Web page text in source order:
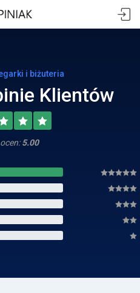
i biżuteria
Klientów
5.00